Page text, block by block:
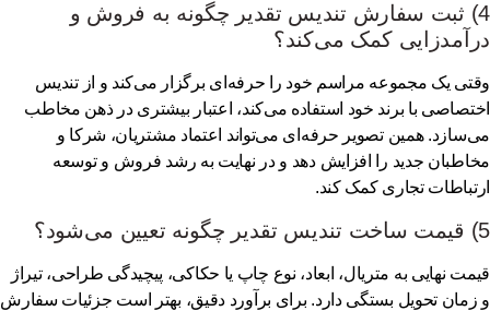
4) ثبت سفارش تندیس تقدیر چگونه به فروش و
کمک می‌کند؟
یک مجموعه مراسم خود را حرفه‌ای برگزار می‌کند و از تندیس
با برند خود استفاده می‌کند، اعتبار بیشتری در ذهن مخاطب
همین تصویر حرفه‌ای می‌تواند اعتماد مشتریان، شرکا و
جدید را افزایش دهد و در نهایت به رشد فروش و توسعه
تجاری کمک کند.
نهایی به متریال، ابعاد، نوع چاپ یا حکاکی، پیچیدگی طراحی، تیراژ
تحویل بستگی دارد. برای برآورد دقیق، بهتر است جزئیات سفارش